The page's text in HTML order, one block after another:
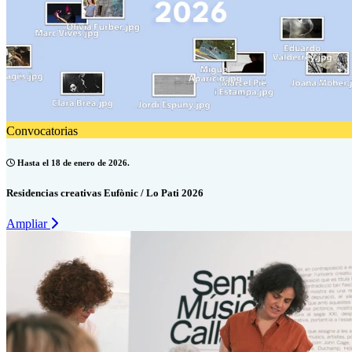
Convocatorias
Hasta el 18 de enero de 2026.
Residencias creativas Eufònic / Lo Pati 2026
Ampliar